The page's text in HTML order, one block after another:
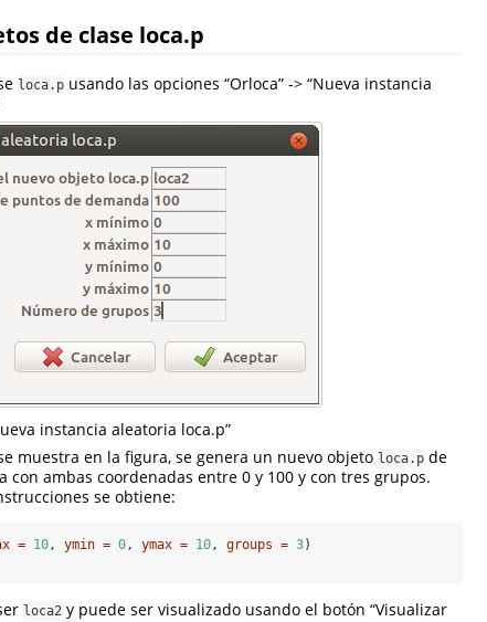
de clase loca.p
loca.p usando las opciones “Orloca” -> “Nueva instancia
instancia aleatoria loca.p”
muestra en la figura, se genera un nuevo objeto loca.p de
con ambas coordenadas entre 0 y 100 y con tres grupos.
se obtiene:
= 10, ymin = 0, ymax = 10, groups = 3)
loca2 y puede ser visualizado usando el botón “Visualizar